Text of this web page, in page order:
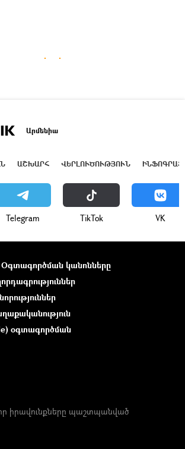
Արմենիա
ԱՇԽԱՐՀ ՎԵՐԼՈՒԾՈՒԹՅՈՒՆ
Telegram ТikТоk VK
Օգտագործման կանոնները
օգտագործման
իրավունքները պաշտպանված